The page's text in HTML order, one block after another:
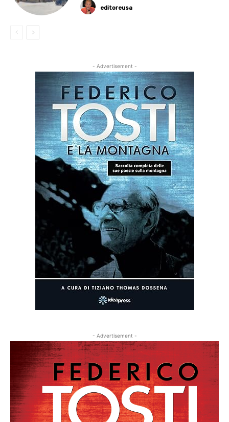
editoreusa
- Advertisement -
- Advertisement -